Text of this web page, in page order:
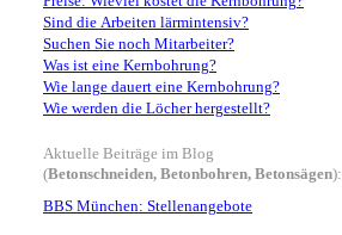
Sind die Arbeiten lärmintensiv?
Suchen Sie noch Mitarbeiter?
Was ist eine Kernbohrung?
Wie lange dauert eine Kernbohrung?
Wie werden die Löcher hergestellt?
Aktuelle Beiträge im Blog
(Betonschneiden, Betonbohren, Betonsägen):
BBS München: Stellenangebote